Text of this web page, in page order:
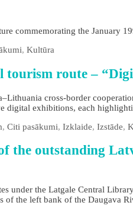
commemorating the January
, Kultūra
tourism route –
cross‑border
digital exhibitions, each
, Citi pasākumi, Izklaide, Izstāde,
the outstanding
under the Latgale Central
of the left bank of the Daugava